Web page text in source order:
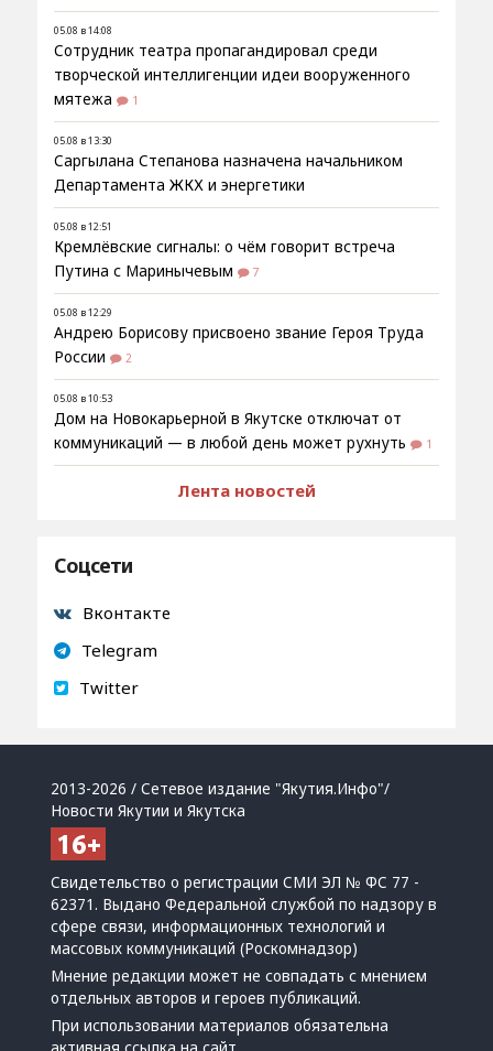
05.08 в 14:08
Сотрудник театра пропагандировал среди
творческой интеллигенции идеи вооруженного
мятежа
1
05.08 в 13:30
Саргылана Степанова назначена начальником
Департамента ЖКХ и энергетики
05.08 в 12:51
Кремлёвские сигналы: о чём говорит встреча
Путина с Маринычевым
7
05.08 в 12:29
Андрею Борисову присвоено звание Героя Труда
России
2
05.08 в 10:53
Дом на Новокарьерной в Якутске отключат от
коммуникаций — в любой день может рухнуть
1
Лента новостей
Соцсети
Вконтакте
Telegram
Twitter
2013-2026 / Сетевое издание "Якутия.Инфо"/
Новости Якутии и Якутска
Свидетельство о регистрации СМИ ЭЛ № ФС 77 -
62371. Выдано Федеральной службой по надзору в
сфере связи, информационных технологий и
массовых коммуникаций (Роскомнадзор)
Мнение редакции может не совпадать с мнением
отдельных авторов и героев публикаций.
При использовании материалов обязательна